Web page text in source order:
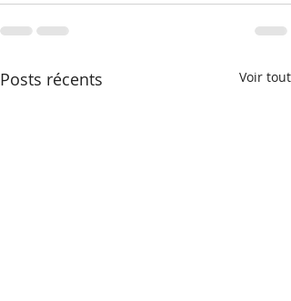
Posts récents Voir tout